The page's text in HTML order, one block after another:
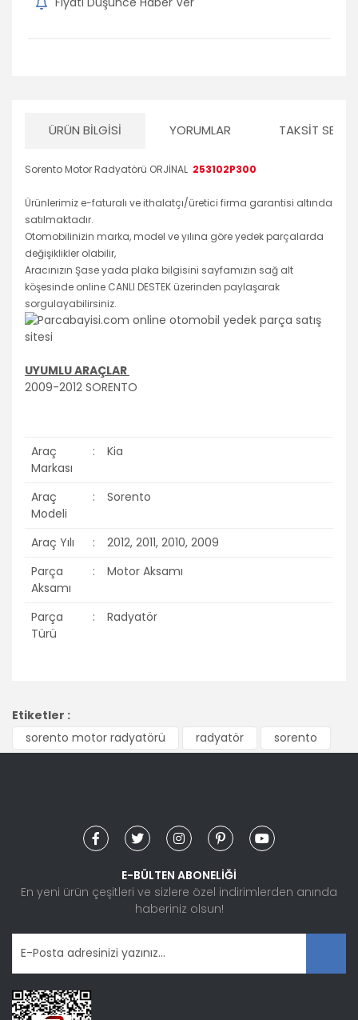
ÜRÜN BILGISI YORUMLAR TAKSIT
Sorento Motor Radyatörü ORJİNAL 253102P300
Ürünlerimiz e-faturalı ve ithalatçı/üretici firma garantisi altında
satılmaktadır.
Otomobilinizin marka, model ve yılına göre yedek parçalarda
değişiklikler olabilir,
Aracınızın Şase yada plaka bilgisini sayfamızın sağ alt
köşesinde online CANLI DESTEK üzerinden paylaşarak
sorgulayabilirsiniz.
UYUMLU ARAÇLAR
2009-2012 SORENTO
Araç
Markası
: Kia
Araç
Modeli
: Sorento
Araç Yılı :
2012, 2011, 2010, 2009
Parça
Aksamı
: Motor Aksamı
Parça
Türü
: Radyatör
kullanarak tarafımıza iletebilirsiniz.
Görüş ve önerileriniz için teşekkür ederiz.
Ürün fiyatı diğer sitelerden daha pahalı.
Etiketler :
sorento motor radyatörü
radyatör sorento
E-BÜLTEN ABONELİĞİ
En yeni ürün çeşitleri ve sizlere özel indirimlerden anında
haberiniz olsun!